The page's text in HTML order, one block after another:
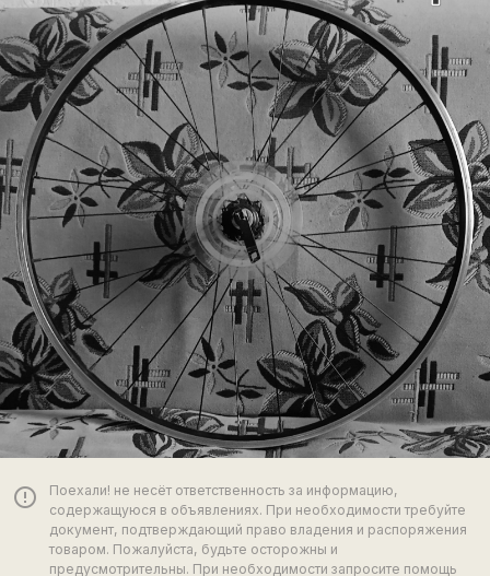
error_outline
Поехали! не несёт ответственность за информацию,
содержащуюся в объявлениях. При необходимости требуйте
документ, подтверждающий право владения и распоряжения
товаром. Пожалуйста, будьте осторожны и
предусмотрительны. При необходимости запросите помощь